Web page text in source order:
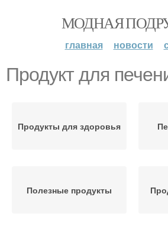
МОДНАЯ
главная новости
Продукт для
Продукты для здоровья
Полезные продукты